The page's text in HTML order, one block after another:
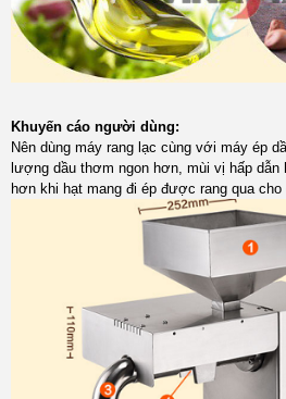
Khuyến cáo người dùng:
Nên dùng máy rang lạc cùng với máy ép
lượng dầu thơm ngon hơn, mùi vị hấp
hơn khi hạt mang đi ép được rang qua cho